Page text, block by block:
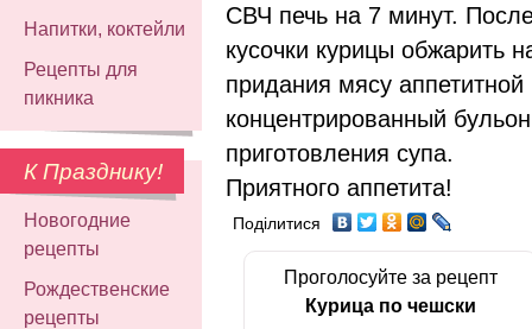
Напитки, коктейли
Рецепты для
пикника
К Празднику!
Новогодние
рецепты
Рождественские
рецепты
СВЧ печь на 7 минут.
кусочки курицы обжарить
придания мясу
концентрированный
приготовления супа.
Приятного аппетита!
Поділитися
Проголосуйте за рецепт
Курица по чешски